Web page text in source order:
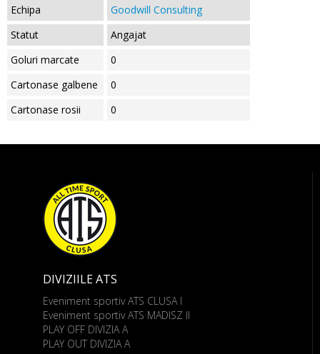
Echipa
Goodwill Consulting
Statut
Angajat
Goluri marcate
0
Cartonase galbene
0
Cartonase rosii
0
DIVIZIILE ATS
Eveniment sportiv ATS CLUSA I
Eveniment sportiv ATS MADISZ II
PLAY OFF DIVIZIA A
PLAY OUT DIVIZIA A